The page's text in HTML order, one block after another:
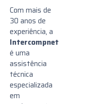
Com mais de
30 anos de
experiência, a
Intercompnet
é uma
assistência
técnica
especializada
em